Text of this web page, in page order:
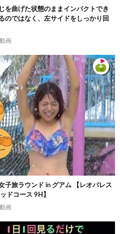
を曲げた状態のままインパクトでき
のではなく、左サイドをしっかり回
画
子旅ラウンド in グアム 【レオパレス
ドコース 9H】
画